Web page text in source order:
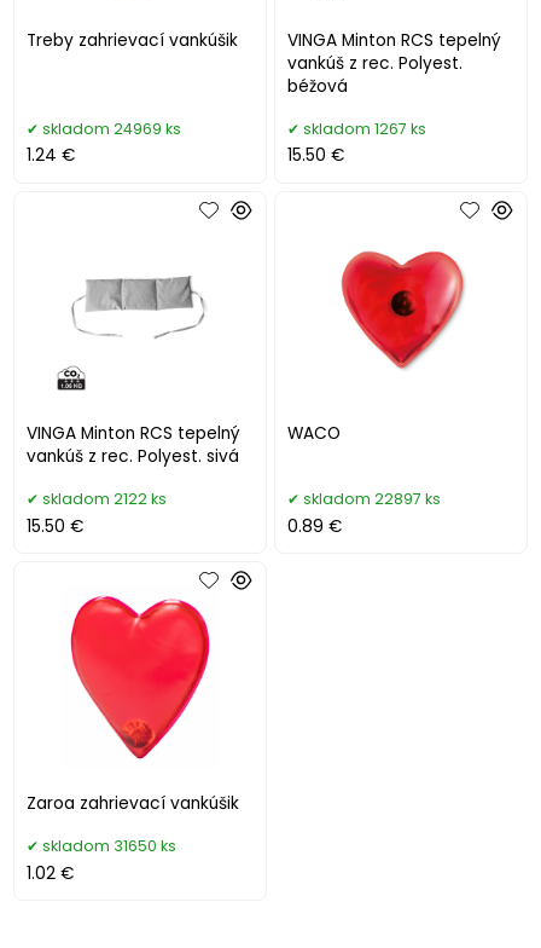
Treby zahrievací vankúšik
skladom 24969 ks
1.24 €
VINGA Minton RCS tepelný
vankúš z rec. Polyest.
béžová
skladom 1267 ks
15.50 €
VINGA Minton RCS tepelný
vankúš z rec. Polyest. sivá
skladom 2122 ks
15.50 €
WACO
skladom 22897 ks
0.89 €
Zaroa zahrievací vankúšik
skladom 31650 ks
1.02 €